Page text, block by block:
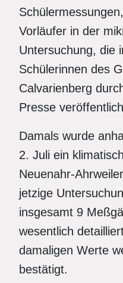
Vorläufer in der
Untersuchung, die
Schülerinnen des
Calvarienberg
Presse
Damals wurde
2. Juli ein
Neuenahr-
jetzige
insgesamt 9
wesentlich
damaligen Werte
bestätigt.